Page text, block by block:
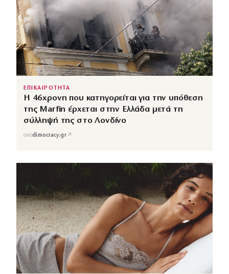
ΕΠΙΚΑΙΡΟΤΗΤΑ
Η 46χρονη που κατηγορείται για την υπόθεση
της Marfin έρχεται στην Ελλάδα μετά τη
σύλληψή της στο Λονδίνο
απόdimocracy.gr↗